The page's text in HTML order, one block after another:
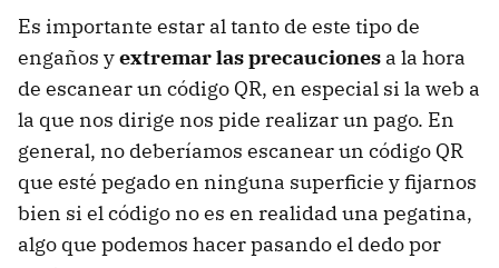
Es importante estar al tanto de este tipo de
engaños yextremar las precauciones a la hora
de escanear un código QR, en especial si la web a
la que nos dirige nos pide realizar un pago. En
general, no deberíamos escanear un código QR
que esté pegado en ninguna superficie y fijarnos
bien si el código no es en realidad una pegatina,
algo que podemos hacer pasando el dedo por